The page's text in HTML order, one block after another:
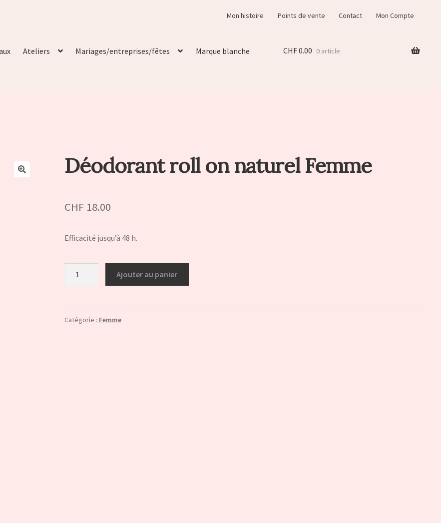
Mon histoire Points de vente Contact Mon Compte
Ateliers Mariages/entreprises/fêtes Marque blanche CHF0.00 0 article
Déodorant roll on naturel Femme
CHF18.00
Efficacité jusqu’à 48 h.
on
Ajouter au panier
Catégorie : Femme